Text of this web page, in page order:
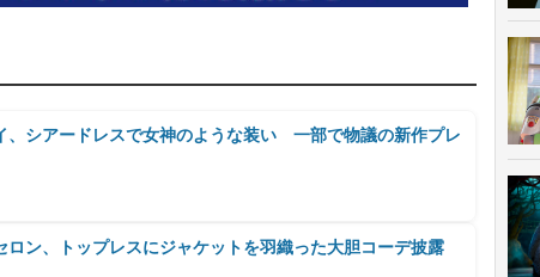
、シアードレスで女神のような装い 一部で物議の新作プレ
ロン、トップレスにジャケットを羽織った大胆コーデ披露